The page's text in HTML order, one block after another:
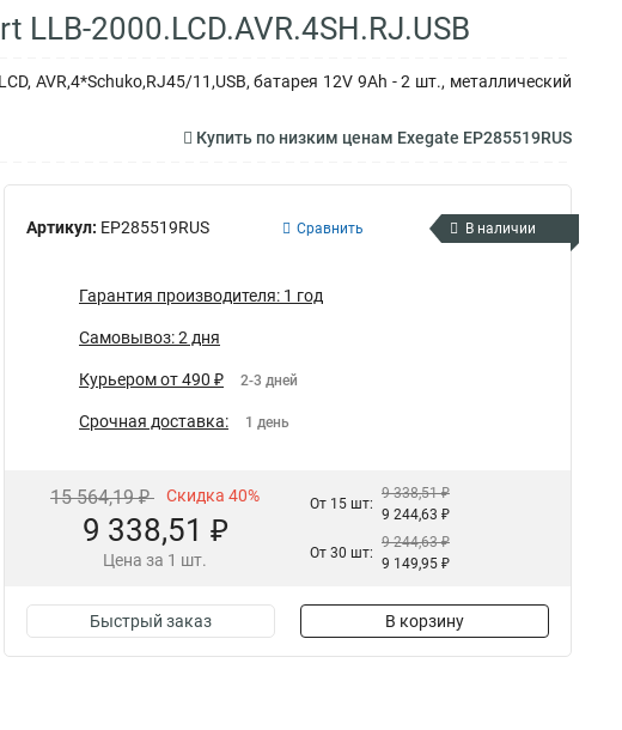
2000.LCD.AVR.4SH.RJ.USB
AVR,4*Schuko,RJ45/11,USB, батарея 12V 9Ah - 2 шт., металлический
Купить по низким ценам Exegate EP285519RUS
Артикул: EP285519RUS Сравнить В наличии
Гарантия производителя: 1 год
Самовывоз: 2 дня
Курьером от 490 ₽ 2-3 дней
Срочная доставка: 1 день
15 564,19 ₽ Скидка 40%
9 338,51 ₽
Цена за 1 шт.
От 15 шт:
9 338,51 ₽
9 244,63 ₽
От 30 шт:
9 244,63 ₽
9 149,95 ₽
Быстрый заказ В корзину